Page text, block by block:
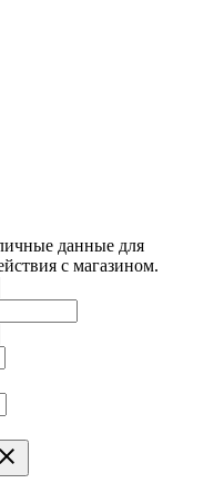
данные для
с магазином.
clear